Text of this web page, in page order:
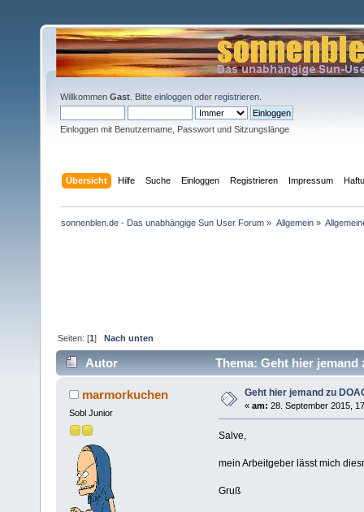
Willkommen Gast . Bitte einloggen oder registrieren
Einloggen mit Benutzername, Passwort und Sitzungslänge
Übersicht Hilfe Suche Einloggen Registrieren Impressum
sonnenblen.de - Das unabhängige Sun User Forum » Allgemein»
Seiten: [1]Nach unten
Autor Thema: Geht hier jemand
marmorkuchen
Sobl Junior
Geht hier jemand zu
« am: 28. September 2015,
Salve,
mein Arbeitgeber lässt mich
Gruß